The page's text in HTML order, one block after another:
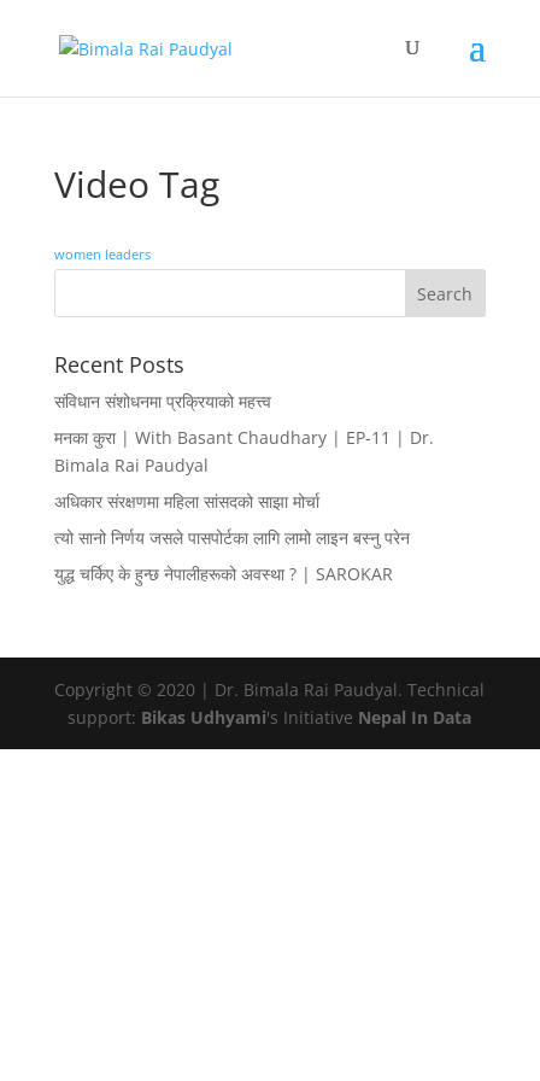
Video Tag
women leaders
Recent Posts
संविधान संशोधनमा प्रक्रियाको महत्त्व
मनका कुरा | With Basant Chaudhary | EP-11 | Dr.
Bimala Rai Paudyal
अधिकार संरक्षणमा महिला सांसदको साझा मोर्चा
त्यो सानो निर्णय जसले पासपोर्टका लागि लामो लाइन बस्नु परेन
युद्ध चर्किए के हुन्छ नेपालीहरूको अवस्था ? | SAROKAR
Copyright © 2020 | Dr. Bimala Rai Paudyal. Technical
support: Bikas Udhyami's Initiative Nepal In Data